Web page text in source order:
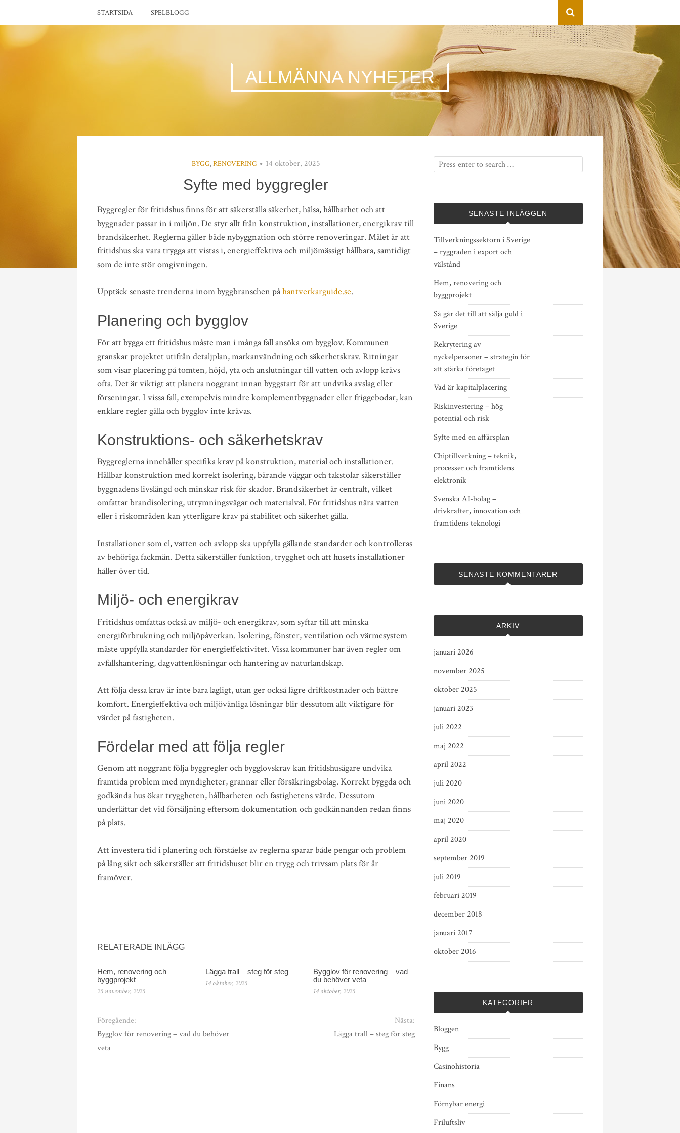
STARTSIDA SPELBLOGG
ALLMÄNNA NYHETER
BYGG,RENOVERING 14 oktober, 2025
Syfte med byggregler
Byggregler för fritidshus finns för att säkerställa säkerhet, hälsa, hållbarhet och att
byggnader passar in i miljön. De styr allt från konstruktion, installationer, energikrav till
brandsäkerhet. Reglerna gäller både nybyggnation och större renoveringar. Målet är att
fritidshus ska vara trygga att vistas i, energieffektiva och miljömässigt hållbara, samtidigt
som de inte stör omgivningen.
Upptäck senaste trenderna inom byggbranschen påhantverkarguide.se.
Planering och bygglov
För att bygga ett fritidshus måste man i många fall ansöka om bygglov. Kommunen
granskar projektet utifrån detaljplan, markanvändning och säkerhetskrav. Ritningar
som visar placering på tomten, höjd, yta och anslutningar till vatten och avlopp krävs
ofta. Det är viktigt att planera noggrant innan byggstart för att undvika avslag eller
förseningar. I vissa fall, exempelvis mindre komplementbyggnader eller friggebodar, kan
enklare regler gälla och bygglov inte krävas.
Konstruktions- och säkerhetskrav
Byggreglerna innehåller specifika krav på konstruktion, material och installationer.
Hållbar konstruktion med korrekt isolering, bärande väggar och takstolar säkerställer
byggnadens livslängd och minskar risk för skador. Brandsäkerhet är centralt, vilket
omfattar brandisolering, utrymningsvägar och materialval. För fritidshus nära vatten
eller i riskområden kan ytterligare krav på stabilitet och säkerhet gälla.
Installationer som el, vatten och avlopp ska uppfylla gällande standarder och kontrolleras
av behöriga fackmän. Detta säkerställer funktion, trygghet och att husets installationer
håller över tid.
Miljö- och energikrav
Fritidshus omfattas också av miljö- och energikrav, som syftar till att minska
energiförbrukning och miljöpåverkan. Isolering, fönster, ventilation och värmesystem
måste uppfylla standarder för energieffektivitet. Vissa kommuner har även regler om
avfallshantering, dagvattenlösningar och hantering av naturlandskap.
Att följa dessa krav är inte bara lagligt, utan ger också lägre driftkostnader och bättre
komfort. Energieffektiva och miljövänliga lösningar blir dessutom allt viktigare för
värdet på fastigheten.
Fördelar med att följa regler
Genom att noggrant följa byggregler och bygglovskrav kan fritidshusägare undvika
framtida problem med myndigheter, grannar eller försäkringsbolag. Korrekt byggda och
godkända hus ökar tryggheten, hållbarheten och fastighetens värde. Dessutom
underlättar det vid försäljning eftersom dokumentation och godkännanden redan finns
på plats.
Att investera tid i planering och förståelse av reglerna sparar både pengar och problem
på lång sikt och säkerställer att fritidshuset blir en trygg och trivsam plats för år
framöver.
RELATERADE INLÄGG
Hem, renovering och
byggprojekt
25 november, 2025
Lägga trall – steg för steg
14 oktober, 2025
Bygglov för renovering – vad
du behöver veta
14 oktober, 2025
Föregående:
Bygglov för renovering – vad du behöver
veta
Nästa:
Lägga trall – steg för steg
SENASTE INLÄGGEN
Tillverkningssektorn i Sverige
– ryggraden i export och
välstånd
Hem, renovering och
byggprojekt
Så går det till att sälja guld i
Sverige
Rekrytering av
nyckelpersoner – strategin för
att stärka företaget
Vad är kapitalplacering
Riskinvestering – hög
potential och risk
Syfte med en affärsplan
Chiptillverkning – teknik,
processer och framtidens
elektronik
Svenska AI-bolag –
drivkrafter, innovation och
framtidens teknologi
SENASTE KOMMENTARER
ARKIV
januari 2026
november 2025
oktober 2025
januari 2023
juli 2022
maj 2022
april 2022
juli 2020
juni 2020
maj 2020
april 2020
september 2019
juli 2019
februari 2019
december 2018
januari 2017
oktober 2016
KATEGORIER
Bloggen
Bygg
Casinohistoria
Finans
Förnybar energi
Friluftsliv